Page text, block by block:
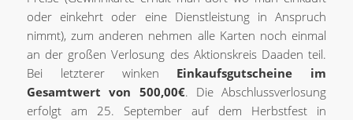
oder einkehrt oder eine Dienstleistung in Anspruch
nimmt), zum anderen nehmen alle Karten noch einmal
an der großen Verlosung des Aktionskreis Daaden teil.
Bei letzterer winken Einkaufsgutscheine im
Gesamtwert von 500,00€. Die Abschlussverlosung
erfolgt am 25. September auf dem Herbstfest in